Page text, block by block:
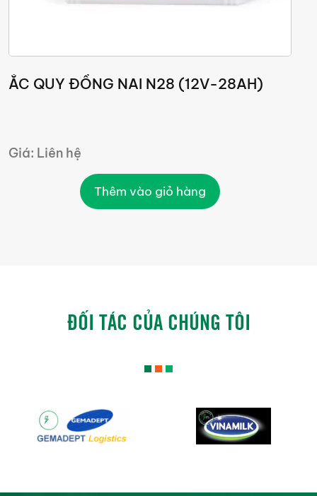
ẮC QUY ĐỒNG NAI N28 (12V-28AH)
Giá: Liên hệ
Thêm vào giỏ hàng
ĐỐI TÁC CỦA CHÚNG TÔI